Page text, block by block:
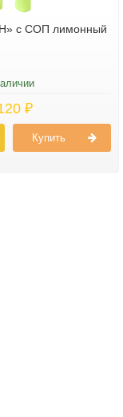
с СОП лимонный
₽
Купить